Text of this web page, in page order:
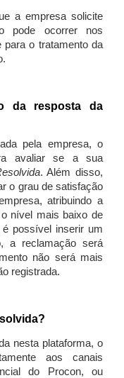
a empresa solicite
pode ocorrer nos
para o tratamento da
da resposta da
pela empresa, o
avaliar se a sua
. Além disso,
o grau de satisfação
atribuindo a
nível mais baixo de
possível inserir um
a reclamação será
não será mais
registrada.
nesta plataforma, o
aos canais
do Procon, ou